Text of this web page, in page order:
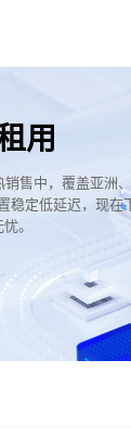
用
售中，覆盖亚洲
稳定低延迟，现在
。